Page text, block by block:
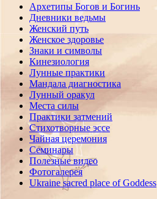
Архетипы Богов и Богинь
Дневники ведьмы
Женский путь
Женское здоровье
Знаки и символы
Кинезиология
Лунные практики
Мандала диагностика
Лунный оракул
Места силы
Практики затмений
Стихотворные эссе
Чайная церемония
Семинары
Полезные видео
Фотогалерея
Ukraine sacred place of Goddess